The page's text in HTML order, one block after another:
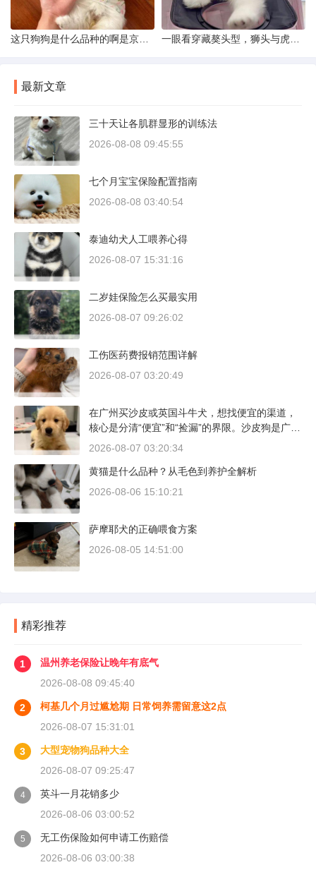
最新文章
三十天让各肌群显形的训练法
2026-08-08 09:45:55
七个月宝宝保险配置指南
2026-08-08 03:40:54
泰迪幼犬人工喂养心得
2026-08-07 15:31:16
二岁娃保险怎么买最实用
2026-08-07 09:26:02
工伤医药费报销范围详解
2026-08-07 03:20:49
在广州买沙皮或英国斗牛犬，想找便宜的渠道，
核心是分清“便宜”和“捡漏”的界限。沙皮狗是广东
本地犬种，价格比北方城市有优势；英国斗牛犬
方和真实价格区间。
2026-08-07 03:20:34
黄猫是什么品种？从毛色到养护全解析
2026-08-06 15:10:21
萨摩耶犬的正确喂食方案
2026-08-05 14:51:00
精彩推荐
1
温州养老保险让晚年有底气
2026-08-08 09:45:40
2
柯基几个月过尴尬期 日常饲养需留意这2点
2026-08-07 15:31:01
3
大型宠物狗品种大全
2026-08-07 09:25:47
4
英斗一月花销多少
2026-08-06 03:00:52
5
无工伤保险如何申请工伤赔偿
2026-08-06 03:00:38